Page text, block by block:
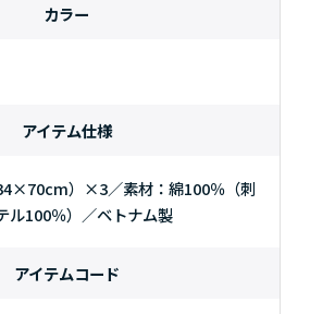
カラー
アイテム仕様
）×3／素材：綿100％（刺
ル100％）／ベトナム製
アイテムコード